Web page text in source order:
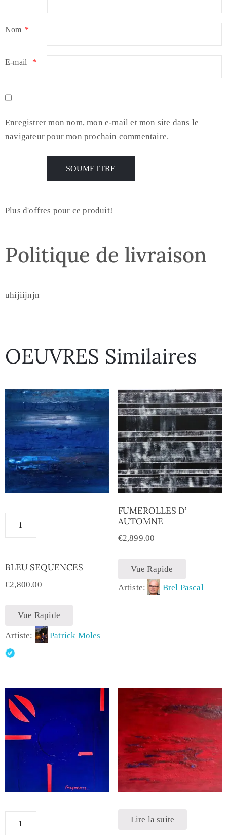
Nom *
E-mail *
Enregistrer mon nom, mon e-mail et mon site dans le
navigateur pour mon prochain commentaire.
Plus d'offres pour ce produit!
Politique de livraison
uhijiijnjn
OEUVRES Similaires
BLEU SEQUENCES
€2,800.00
Vue Rapide
Artiste: Patrick Moles
FUMEROLLES D’
AUTOMNE
€2,899.00
Vue Rapide
Artiste:
Brel Pascal
Lire la suite